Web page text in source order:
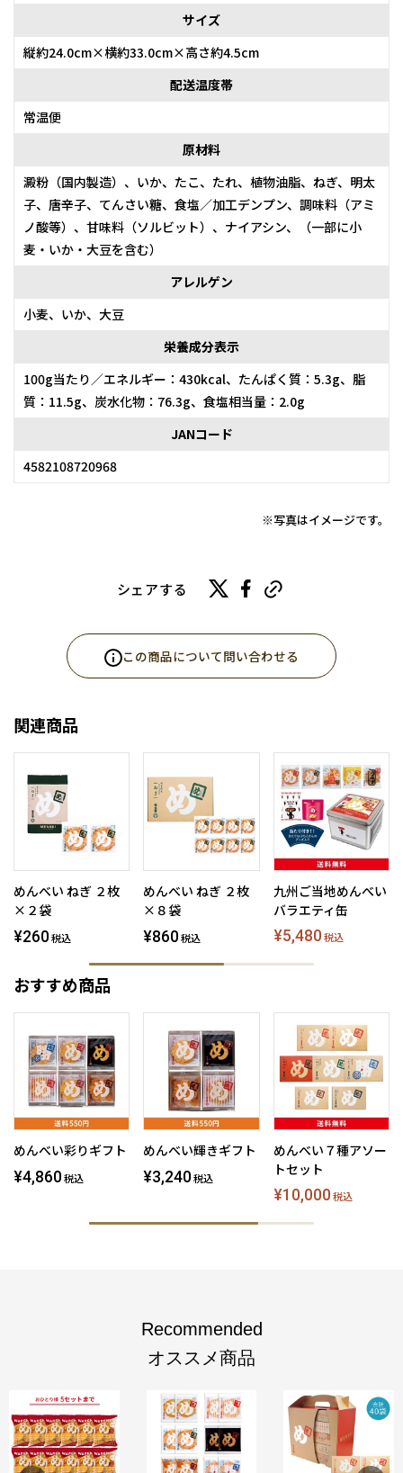
サイズ
縦約24.0cm×横約33.0cm×高さ約4.5cm
配送温度帯
常温便
原材料
澱粉（国内製造）、いか、たこ、たれ、植物油脂、ねぎ、明太
子、唐辛子、てんさい糖、食塩／加工デンプン、調味料（アミ
ノ酸等）、甘味料（ソルビット）、ナイアシン、（一部に小
麦・いか・大豆を含む）
アレルゲン
小麦、いか、大豆
栄養成分表示
100g当たり／エネルギー：430kcal、たんぱく質：5.3g、脂
質：11.5g、炭水化物：76.3g、食塩相当量：2.0g
JANコード
4582108720968
※写真はイメージです。
シェアする
この商品について問い合わせる
関連商品
めんべい ねぎ ２枚
×２袋
¥260 税込
めんべい ねぎ ２枚
×８袋
¥860 税込
九州ご当地めんべい
バラエティ缶
¥5,480 税込
おすすめ商品
めんべい彩りギフト
¥4,860 税込
めんべい輝きギフト
¥3,240 税込
めんべい７種アソー
トセット
¥10,000 税込
Recommended
オススメ商品